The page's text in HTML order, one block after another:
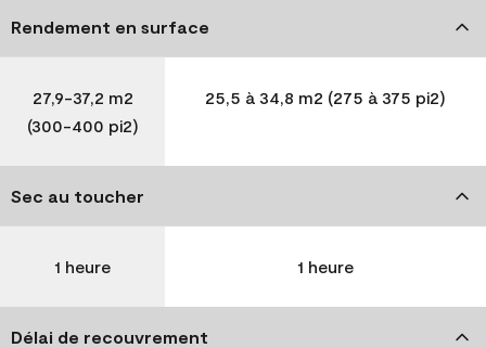
Rendement en surface
27,9-37,2 m2
(300-400 pi2)
25,5 à 34,8 m2 (275 à 375 pi2)
Sec au toucher
1 heure 1 heure
Délai de recouvrement